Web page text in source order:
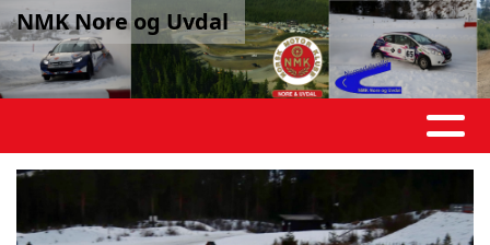
NMK Nore og Uvdal